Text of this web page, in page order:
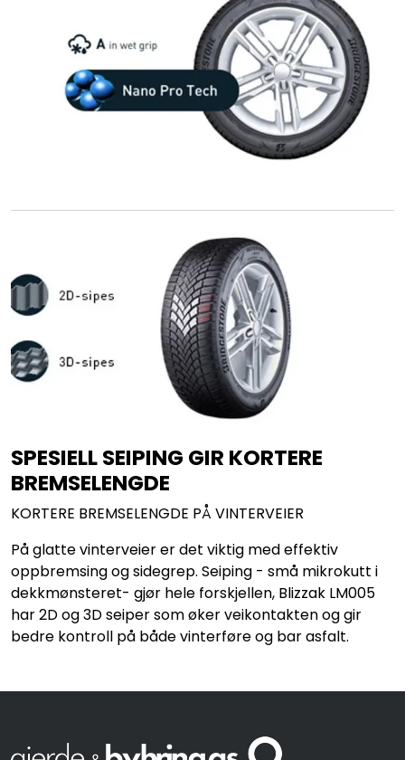
SPESIELL SEIPING GIR KORTERE
BREMSELENGDE
KORTERE BREMSELENGDE PÅ VINTERVEIER
På glatte vinterveier er det viktig med effektiv
oppbremsing og sidegrep. Seiping - små mikrokutt i
dekkmønsteret- gjør hele forskjellen, Blizzak LM005
har 2D og 3D seiper som øker veikontakten og gir
bedre kontroll på både vinterføre og bar asfalt.